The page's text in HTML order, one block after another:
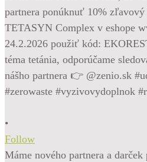
•
Follow
Máme nového partnera a